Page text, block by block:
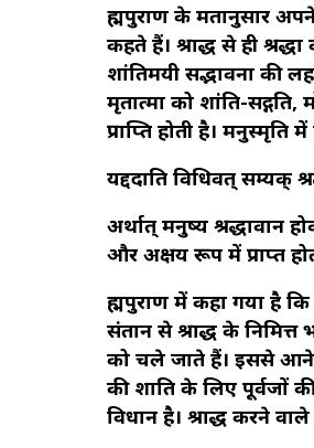
ब्रह्मपुराण के मतानुसार
कहते हैं। श्राद्ध से ही
शांतिमयी सद्भावना की
मृतात्मा को शांति-
प्राप्ति होती है। मनुस्मृति
यद्ददाति विधिवत् सम्यक्
अर्थात् मनुष्य श्रद्धावान
और अक्षय रूप में प्राप्त
ब्रह्मपुराण में कहा गया
संतान से श्राद्ध के
को चले जाते हैं। इससे आने
की शाति के लिए पूर्वजों
विधान है। श्राद्ध करने